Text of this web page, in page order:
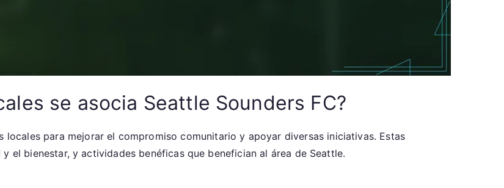
se asocia Seattle Sounders FC?
locales para mejorar el compromiso comunitario y apoyar diversas iniciativas. Estas
el bienestar, y actividades benéficas que benefician al área de Seattle.